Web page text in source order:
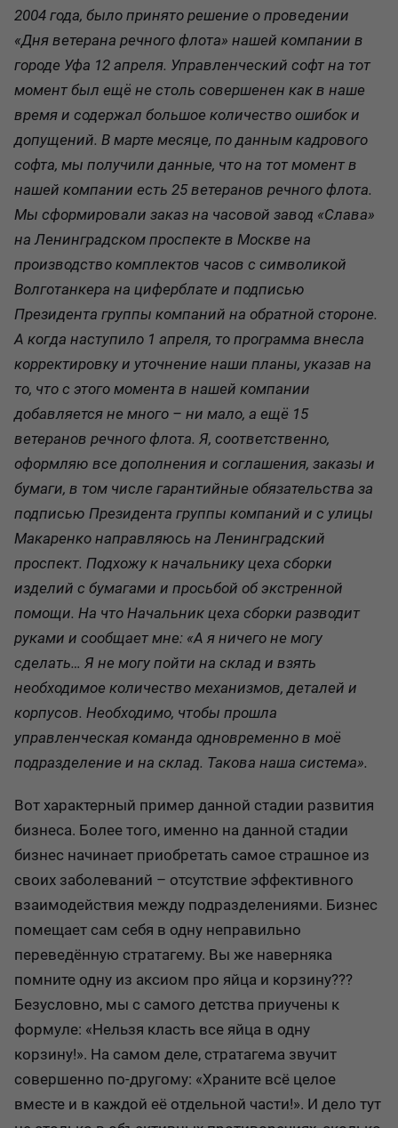
2004 года, было принято решение о проведении
«Дня ветерана речного флота» нашей компании в
городе Уфа 12 апреля. Управленческий софт на тот
момент был ещё не столь совершенен как в наше
время и содержал большое количество ошибок и
допущений. В марте месяце, по данным кадрового
софта, мы получили данные, что на тот момент в
нашей компании есть 25 ветеранов речного флота.
Мы сформировали заказ на часовой завод «Слава»
на Ленинградском проспекте в Москве на
производство комплектов часов с символикой
Волготанкера на циферблате и подписью
Президента группы компаний на обратной стороне.
А когда наступило 1 апреля, то программа внесла
корректировку и уточнение наши планы, указав на
то, что с этого момента в нашей компании
добавляется не много – ни мало, а ещё 15
ветеранов речного флота. Я, соответственно,
оформляю все дополнения и соглашения, заказы и
бумаги, в том числе гарантийные обязательства за
подписью Президента группы компаний и с улицы
Макаренко направляюсь на Ленинградский
проспект. Подхожу к начальнику цеха сборки
изделий с бумагами и просьбой об экстренной
помощи. На что Начальник цеха сборки разводит
руками и сообщает мне: «А я ничего не могу
сделать… Я не могу пойти на склад и взять
необходимое количество механизмов, деталей и
корпусов. Необходимо, чтобы прошла
управленческая команда одновременно в моё
подразделение и на склад. Такова наша система».
Вот характерный пример данной стадии развития
бизнеса. Более того, именно на данной стадии
бизнес начинает приобретать самое страшное из
своих заболеваний – отсутствие эффективного
взаимодействия между подразделениями. Бизнес
помещает сам себя в одну неправильно
переведённую стратагему. Вы же наверняка
помните одну из аксиом про яйца и корзину???
Безусловно, мы с самого детства приучены к
формуле: «Нельзя класть все яйца в одну
корзину!». На самом деле, стратагема звучит
совершенно по-другому: «Храните всё целое
вместе и в каждой её отдельной части!». И дело тут